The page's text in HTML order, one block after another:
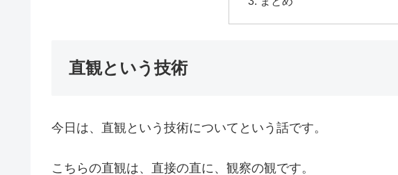
直観という技術
今日は、直観という技術についてという話です。
こちらの直観は、直接の直に、観察の観です。